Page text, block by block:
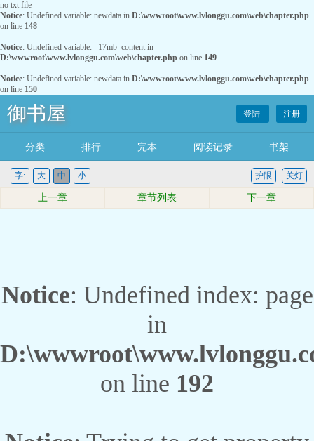
no txt file
Notice: Undefined variable: newdata in D:\wwwroot\www.lvlonggu.com\web\chapter.php
on line 148
Notice: Undefined variable: _17mb_content in
D:\wwwroot\www.lvlonggu.com\web\chapter.php on line 149
Notice: Undefined variable: newdata in D:\wwwroot\www.lvlonggu.com\web\chapter.php
on line 150
御书屋 登陆 注册
分类 排行 完本 阅读记录 书架
字: 大 中 小 关灯
护眼
上一章 章节列表 下一章
Notice: Undefined index: page
in
on line 192